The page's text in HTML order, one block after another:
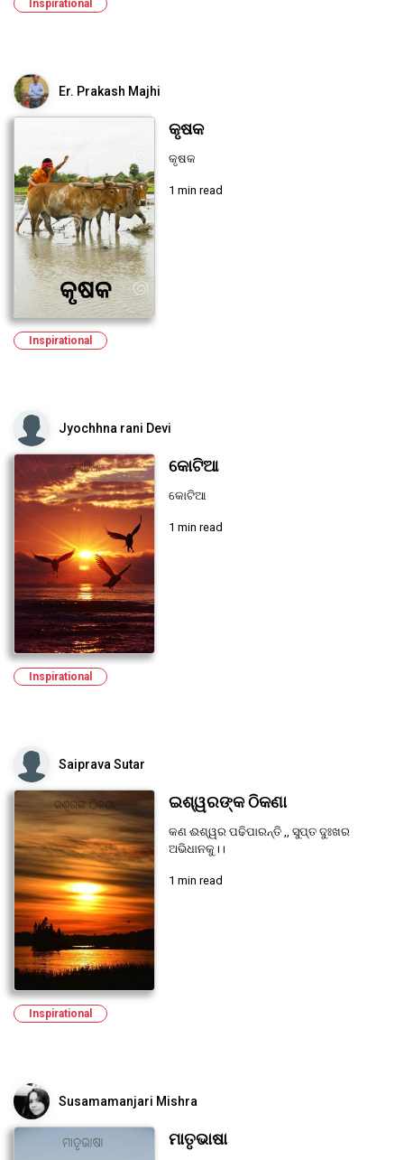
Inspirational
Er. Prakash Majhi
କୃଷକ
କୃଷକ
1 min read
Inspirational
Jyochhna rani Devi
କୋଟିଆ
କୋଟିଆ
1 min read
Inspirational
Saiprava Sutar
ଇଶ୍ୱରଙ୍କ ଠିକଣା
କଣ ଈଶ୍ୱର ପଢିପାରନ୍ତି ,, ସୁପ୍ତ ଦୁଃଖର
ଅଭିଧାନକୁ।।
1 min read
Inspirational
Susamamanjari Mishra
ମାତୃଭାଷା